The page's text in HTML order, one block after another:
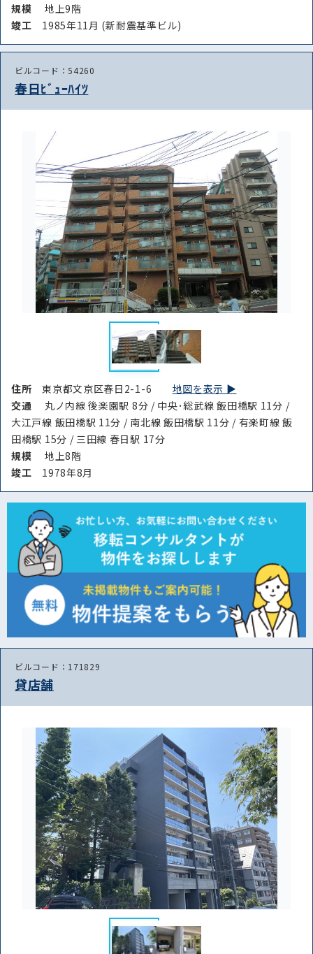
条件を絞り込む
規模
地上9階
竣⼯ 1985年11月 (新耐震基準ビル)
ビルコード：54260
春日ﾋﾞｭｰﾊｲﾂ
住所東京都文京区春日2-1-6 地図を表示 ▶︎
交通
丸ノ内線 後楽園駅 8分 / 中央･総武線 飯田橋駅 11分 /
大江戸線 飯田橋駅 11分 / 南北線 飯田橋駅 11分 / 有楽町線 飯
田橋駅 15分 / 三田線 春日駅 17分
規模
地上8階
竣⼯ 1978年8月
ビルコード：171829
貸店舗